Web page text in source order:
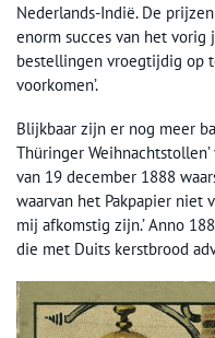
Nederlands-Indië. De
enorm succes van het vorig
bestellingen vroegtijdig op
voorkomen’.
Blijkbaar zijn er nog meer
Thüringer
van 19 december 1888
waarvan het Pakpapier niet
mij afkomstig zijn.’ Anno
die met Duits kerstbrood